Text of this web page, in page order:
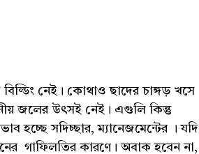
নেই। কোথাও ছাদের চাঙ্গড় খসে
জলের উৎসই নেই। এগুলি কিন্তু
হচ্ছে সদিচ্ছার, ম্যানেজমেন্টের । যদি
গাফিলতির কারণে। অবাক হবেন না,